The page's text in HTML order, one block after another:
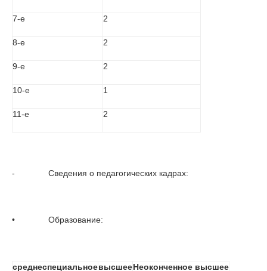
7-е 2
8-е 2
9-е 2
10-е 1
11-е 2
-              Сведения о педагогических кадрах:
•              Образование:
среднеспециальноевысшееНеоконченное высшее